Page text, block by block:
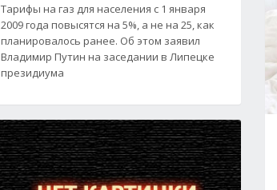
Тарифы на газ для населения с 1 января
2009 года повысятся на 5%, а не на 25, как
планировалось ранее. Об этом заявил
Владимир Путин на заседании в Липецке
президиума